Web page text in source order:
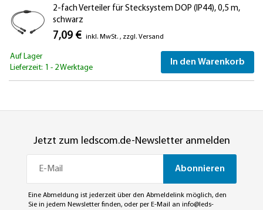
2-fach Verteiler für Stecksystem DOP (IP44), 0,5 m,
schwarz
7,09 € inkl. MwSt. , zzgl. Versand
Auf Lager
Lieferzeit: 1 - 2 Werktage
In den Warenkorb
Jetzt zum ledscom.de-Newsletter anmelden
Abonnieren
Eine Abmeldung ist jederzeit über den Abmeldelink möglich, den
Sie in jedem Newsletter finden, oder per E-Mail an info@leds-